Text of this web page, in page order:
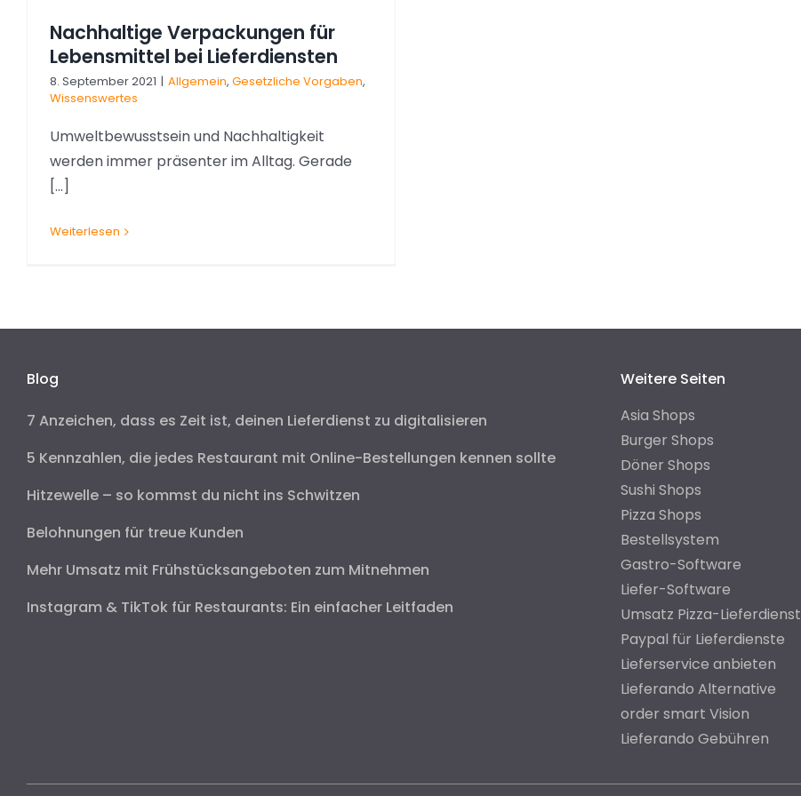
Nachhaltige Verpackungen für
Lebensmittel bei Lieferdiensten
8. September 2021 | Allgemein, Gesetzliche Vorgaben,
Wissenswertes
Umweltbewusstsein und Nachhaltigkeit
werden immer präsenter im Alltag. Gerade
[...]
Weiterlesen
Blog
7 Anzeichen, dass es Zeit ist, deinen Lieferdienst zu digitalisieren
5 Kennzahlen, die jedes Restaurant mit Online-Bestellungen kennen sollte
Hitzewelle – so kommst du nicht ins Schwitzen
Belohnungen für treue Kunden
Mehr Umsatz mit Frühstücksangeboten zum Mitnehmen
Instagram & TikTok für Restaurants: Ein einfacher Leitfaden
Weitere Seiten
Asia Shops
Burger Shops
Döner Shops
Sushi Shops
Pizza Shops
Bestellsystem
Gastro-Software
Liefer-Software
Umsatz Pizza-Lieferdienst
Paypal für Lieferdienste
Lieferservice anbieten
Lieferando Alternative
order smart Vision
Lieferando Gebühren